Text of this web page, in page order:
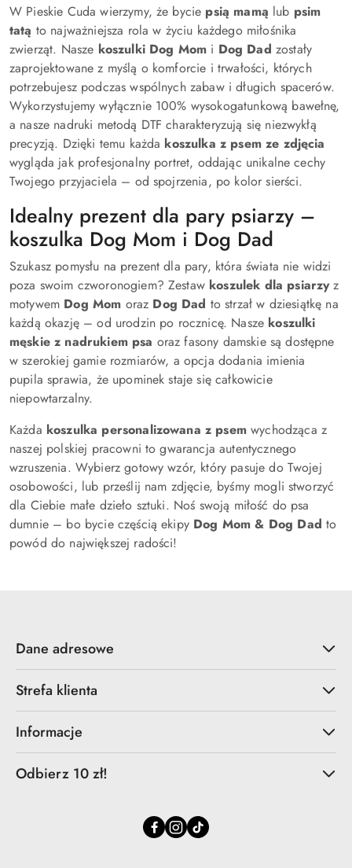
W Pieskie Cuda wierzymy, że bycie psią mamą lub psim
tatą to najważniejsza rola w życiu każdego miłośnika
zwierząt. Nasze koszulki Dog Mom i Dog Dad zostały
zaprojektowane z myślą o komforcie i trwałości, których
potrzebujesz podczas wspólnych zabaw i długich spacerów.
Wykorzystujemy wyłącznie 100% wysokogatunkową bawełnę,
a nasze nadruki metodą DTF charakteryzują się niezwykłą
precyzją. Dzięki temu każda koszulka z psem ze zdjęcia
wygląda jak profesjonalny portret, oddając unikalne cechy
Twojego przyjaciela – od spojrzenia, po kolor sierści.
Idealny prezent dla pary psiarzy –
koszulka Dog Mom i Dog Dad
Szukasz pomysłu na prezent dla pary, która świata nie widzi
poza swoim czworonogiem? Zestaw koszulek dla psiarzyz
motywem Dog Mom oraz Dog Dad to strzał w dziesiątkę na
każdą okazję – od urodzin po rocznicę. Nasze koszulki
męskie z nadrukiem psa oraz fasony damskie są dostępne
w szerokiej gamie rozmiarów, a opcja dodania imienia
pupila sprawia, że upominek staje się całkowicie
niepowtarzalny.
Każda koszulka personalizowana z psemwychodząca z
naszej polskiej pracowni to gwarancja autentycznego
wzruszenia. Wybierz gotowy wzór, który pasuje do Twojej
osobowości, lub prześlij nam zdjęcie, byśmy mogli stworzyć
dla Ciebie małe dzieło sztuki. Noś swoją miłość do psa
dumnie – bo bycie częścią ekipy Dog Mom & Dog Dad to
powód do największej radości!
Dane adresowe
Strefa klienta
Informacje
Odbierz 10 zł!